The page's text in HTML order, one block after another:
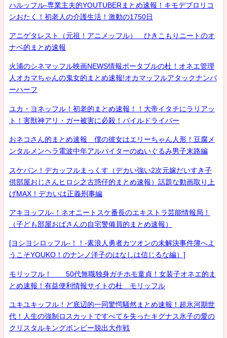
ハルッフル-専業主夫的YOUTUBERまとめ速報！キモデブロリコ
ンおたく！初老人の介護生活！激動の1750日
アニゲタレスト（元祖！アニメッフル） ひきこもりニートのオ
ナベ的まとめ速報
火浦のシネマッフル映画NEWS情報ポータブルの杜！オネエ管理
人オカマちゃんの鬼女的まとめ速報!オカマッフルアタックナンバ
ーハーフ
ユカ・ヨネッフル！初老的まとめ速報！！大帝イタチにラリアッ
ト！害獣神アリ・ガー被害に必殺！パイルドライバー
おネコさん的まとめ速報 僕の彼女はエリーちゃん人形！豆腐メ
ンタルメンヘラ電波中年アルバイターのぬいぐるみ男子末路編
スケバン！デカッフルまっくす（デカい強い2次元嫁だいすき子
供部屋おじさんヒロシ之古惑仔的まとめ速報）話題な動画取り上
げMAX！デカいは正義刑事編
アキヨッフル-！ネオニートスケ番長のエキストラ芸能情報局！
（子ども部屋おばさんの自宅警備員的まとめ速報）
[ヨシヨシロッフル-！！-素浪人勇者カツオンの未解決事件簿へよ
うこそYOUKO！のナンノ洋子のはなしは信じるな編）]
モリッフル！ 50代無職独身ガチホモ童貞！女装子オネエ的ま
とめ速報！有益便利情報サイトの杜 モリッフル
ユキユキッフル！ど底辺的一同驚愕騒然まとめ速報！超氷河期世
代！人生の強制ロスカットですべてを失ったキグナス氷子の愛の
クリスタルキングボンビー脱出大作戦